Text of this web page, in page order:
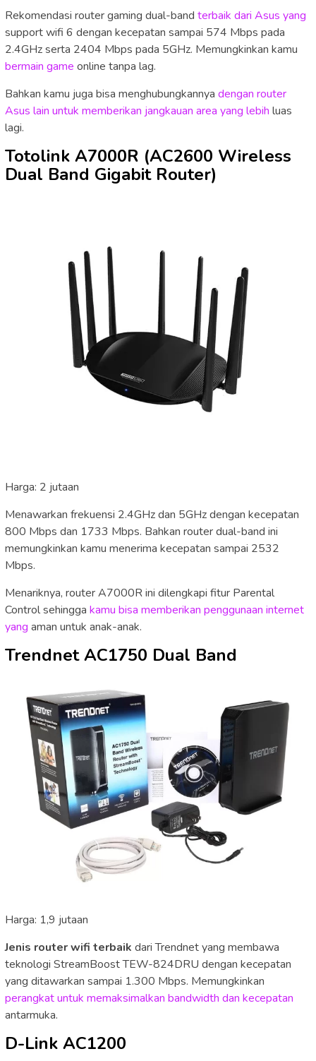
Rekomendasi router gaming dual-band terbaik dari Asus yang
support wifi 6 dengan kecepatan sampai 574 Mbps pada
2.4GHz serta 2404 Mbps pada 5GHz. Memungkinkan kamu
bermain game online tanpa lag.
Bahkan kamu juga bisa menghubungkannya dengan router
Asus lain untuk memberikan jangkauan area yang lebih luas
lagi.
Totolink A7000R (AC2600 Wireless
Dual Band Gigabit Router)
Harga: 2 jutaan
Menawarkan frekuensi 2.4GHz dan 5GHz dengan kecepatan
800 Mbps dan 1733 Mbps. Bahkan router dual-band ini
memungkinkan kamu menerima kecepatan sampai 2532
Mbps.
Menariknya, router A7000R ini dilengkapi fitur Parental
Control sehingga kamu bisa memberikan penggunaan internet
yang aman untuk anak-anak.
Trendnet AC1750 Dual Band
Harga: 1,9 jutaan
Jenis router wifi terbaik dari Trendnet yang membawa
teknologi StreamBoost TEW-824DRU dengan kecepatan
yang ditawarkan sampai 1.300 Mbps. Memungkinkan
perangkat untuk memaksimalkan bandwidth dan kecepatan
antarmuka.
D-Link AC1200